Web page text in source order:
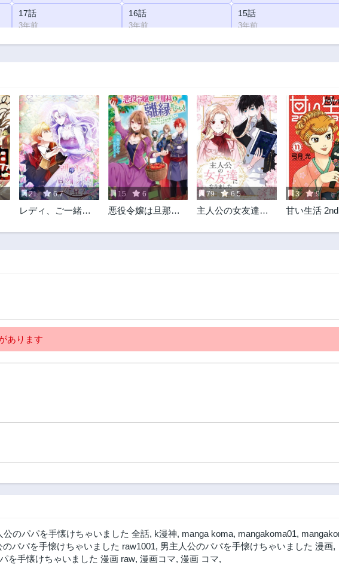
17話
3年前
16話
3年前
15話
3年前
12話 11話 10話
2話
3年前
1話
3年前
21 6.7
レディ、ご一緒に
15 6
悪役令嬢は旦那様
好き勝手やってい
79 6.5
主人公の女友達に
3 9
甘い生活 2nd
あります
公のパパを手懐けちゃいました 全話, k漫神, manga koma, mangakoma01,
のパパを手懐けちゃいました raw1001, 男主人公のパパを手懐けちゃいました 漫画,
を手懐けちゃいました 漫画 raw, 漫画コマ, 漫画 コマ,